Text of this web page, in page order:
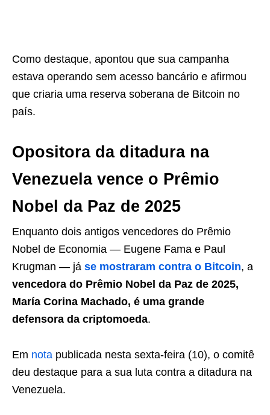
Como destaque, apontou que sua campanha
estava operando sem acesso bancário e afirmou
que criaria uma reserva soberana de Bitcoin no
país.
Opositora da ditadura na
Venezuela vence o Prêmio
Nobel da Paz de 2025
Enquanto dois antigos vencedores do Prêmio
Nobel de Economia — Eugene Fama e Paul
Krugman — já se mostraram contra o Bitcoin, a
vencedora do Prêmio Nobel da Paz de 2025,
María Corina Machado, é uma grande
defensora da criptomoeda.
Em nota publicada nesta sexta-feira (10), o comitê
deu destaque para a sua luta contra a ditadura na
Venezuela.